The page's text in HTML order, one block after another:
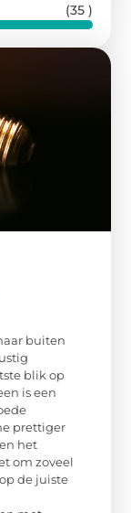
buiten
blik op
is een
prettiger
het
om zoveel
de juiste
(35 )